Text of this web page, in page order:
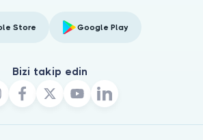
Store Google Play
Bizi takip edin